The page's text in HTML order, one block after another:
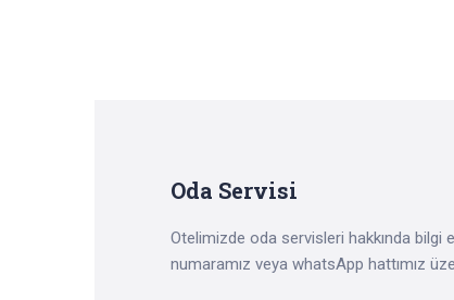
Oda Servisi
Otelimizde oda servisleri hakkında bilgi
numaramız veya whatsApp hattımız